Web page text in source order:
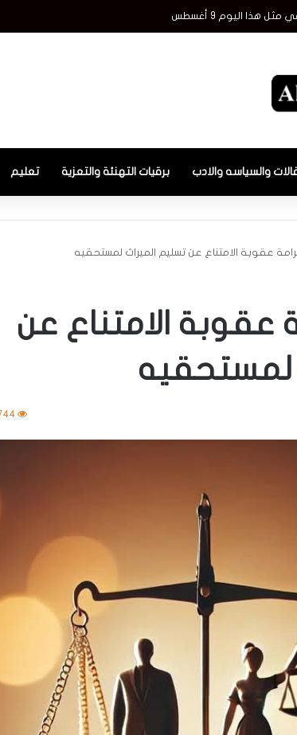
هذا اليوم 9 أغسطس
والسياسه والادب برقيات التهنئة والتعزية تعليم
عقوبة الامتناع عن تسليم الميراث لمستحقيه
عقوبة الامتناع عن
لمستحقيه